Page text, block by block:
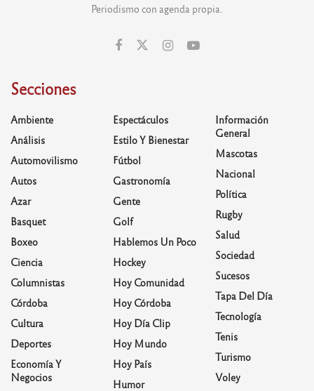
Periodismo con agenda propia.
Secciones
Ambiente
Análisis
Automovilismo
Autos
Azar
Basquet
Boxeo
Ciencia
Columnistas
Córdoba
Cultura
Deportes
Economía Y
Negocios
Espectáculos
Estilo Y Bienestar
Fútbol
Gastronomía
Gente
Golf
Hablemos Un Poco
Hockey
Hoy Comunidad
Hoy Córdoba
Hoy Día Clip
Hoy Mundo
Hoy País
Humor
Información
General
Mascotas
Nacional
Política
Rugby
Salud
Sociedad
Sucesos
Tapa Del Día
Tecnología
Tenis
Turismo
Voley